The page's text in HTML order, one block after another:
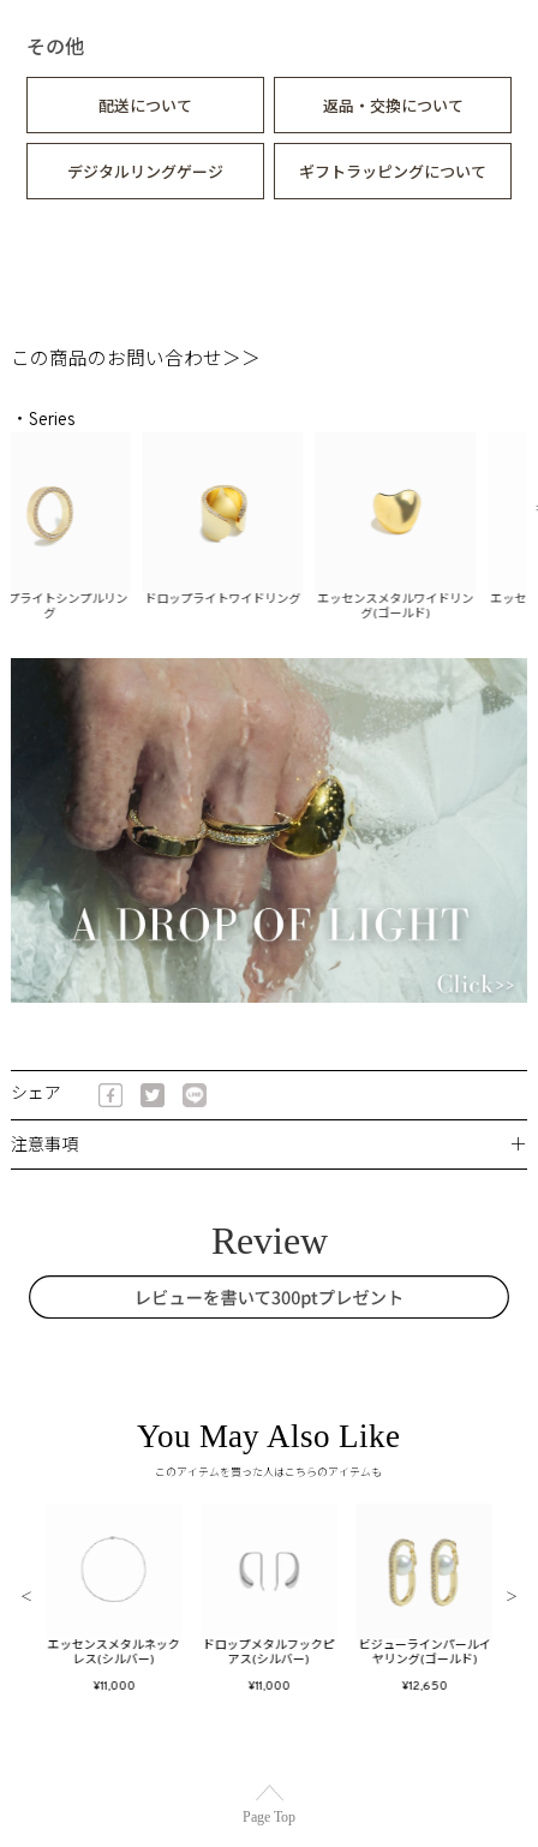
その他
配送について 返品・交換について
デジタルリングゲージ ギフトラッピングについて
この商品のお問い合わせ＞＞
・Series
イトシンプルリン
ドロップライトワイドリング
エッセンスメタルワイドリン
グ(ゴールド)
エッセン
シェア
注意事項 ＋
You May Also Like
このアイテムを買った人はこちらのアイテムも
エッセンスメタルネック
レス(シルバー)
¥11,000
ドロップメタルフックピ
アス(シルバー)
¥11,000
ビジューラインパールイ
ヤリング(ゴールド)
¥12,650
＜ ＞
Page Top